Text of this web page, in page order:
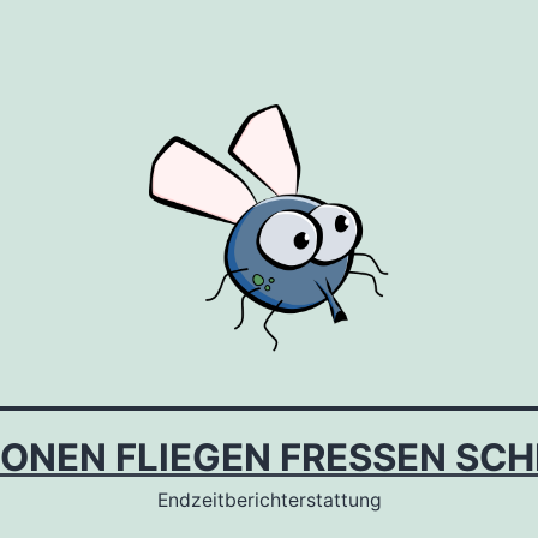
FLIEGEN FRESSEN
Endzeitberichterstattung